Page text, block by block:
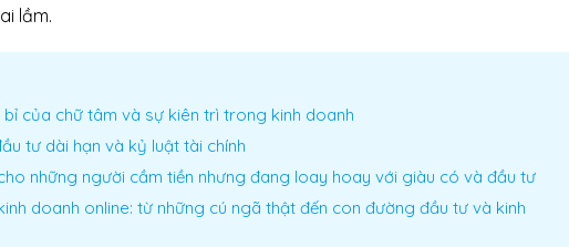
lầm.
của chữ tâm và sự kiên trì trong kinh doanh
tư dài hạn và kỷ luật tài chính
những người cầm tiền nhưng đang loay hoay với giàu có và đầu tư
doanh online: từ những cú ngã thật đến con đường đầu tư và kinh